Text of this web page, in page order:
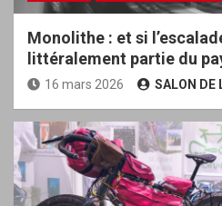
Monolithe : et si
littéralement partie du
16 mars 2026 SALON DE